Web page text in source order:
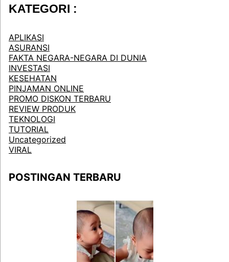
KATEGORI :
APLIKASI
ASURANSI
FAKTA NEGARA-NEGARA DI DUNIA
INVESTASI
KESEHATAN
PINJAMAN ONLINE
PROMO DISKON TERBARU
REVIEW PRODUK
TEKNOLOGI
TUTORIAL
Uncategorized
VIRAL
POSTINGAN TERBARU